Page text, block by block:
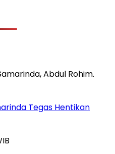
Tegas Hentikan